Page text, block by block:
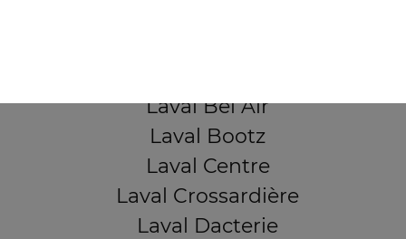
Laval Bel Air
Laval Bootz
Laval Centre
Laval Crossardière
Laval Dacterie